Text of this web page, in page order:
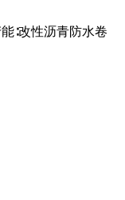
∶改性沥青防水卷